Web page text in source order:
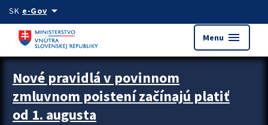
Preskocit na hlavný obsah
SK e-Govarrow_drop_down
Menu menu
Zastavit automatický posun upútavok
Nové pravidlá v povinnom
zmluvnom poistení začínajú platiť
od 1. augusta